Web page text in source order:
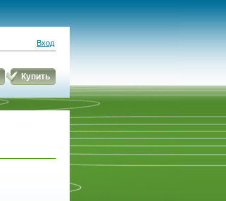
Вход
Купить